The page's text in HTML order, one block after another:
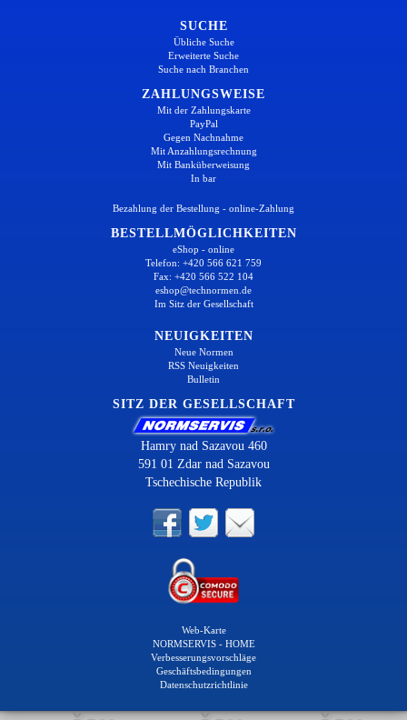
SUCHE
Übliche Suche
Erweiterte Suche
Suche nach Branchen
ZAHLUNGSWEISE
Mit der Zahlungskarte
PayPal
Gegen Nachnahme
Mit Anzahlungsrechnung
Mit Banküberweisung
In bar
Bezahlung der Bestellung - online-Zahlung
BESTELLMÖGLICHKEITEN
eShop - online
Telefon: +420 566 621 759
Fax: +420 566 522 104
eshop@technormen.de
Im Sitz der Gesellschaft
NEUIGKEITEN
Neue Normen
RSS Neuigkeiten
Bulletin
SITZ DER GESELLSCHAFT
Hamry nad Sazavou 460
591 01 Zdar nad Sazavou
Tschechische Republik
Web-Karte
NORMSERVIS - HOME
Verbesserungsvorschläge
Geschäftsbedingungen
Datenschutzrichtlinie